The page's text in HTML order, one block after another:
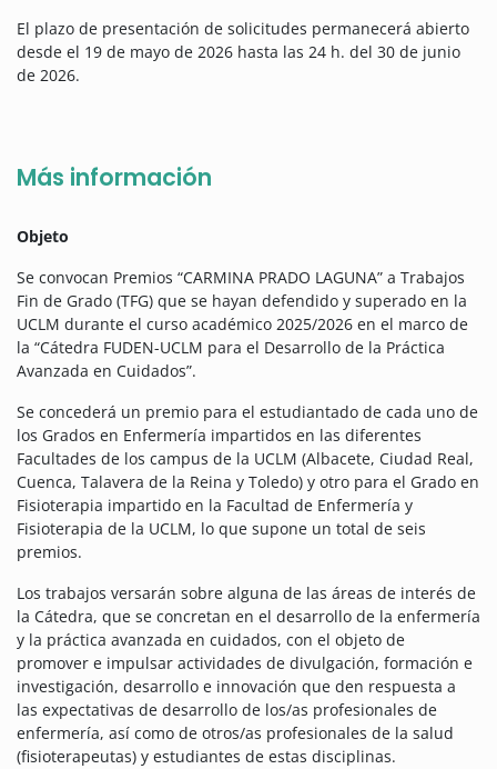
El plazo de presentación de solicitudes permanecerá abierto
desde el 19 de mayo de 2026 hasta las 24 h. del 30 de junio
de 2026.
Más información
Objeto
Se convocan Premios “CARMINA PRADO LAGUNA” a Trabajos
Fin de Grado (TFG) que se hayan defendido y superado en la
UCLM durante el curso académico 2025/2026 en el marco de
la “Cátedra FUDEN-UCLM para el Desarrollo de la Práctica
Avanzada en Cuidados”.
Se concederá un premio para el estudiantado de cada uno de
los Grados en Enfermería impartidos en las diferentes
Facultades de los campus de la UCLM (Albacete, Ciudad Real,
Cuenca, Talavera de la Reina y Toledo) y otro para el Grado en
Fisioterapia impartido en la Facultad de Enfermería y
Fisioterapia de la UCLM, lo que supone un total de seis
premios.
Los trabajos versarán sobre alguna de las áreas de interés de
la Cátedra, que se concretan en el desarrollo de la enfermería
y la práctica avanzada en cuidados, con el objeto de
promover e impulsar actividades de divulgación, formación e
investigación, desarrollo e innovación que den respuesta a
las expectativas de desarrollo de los/as profesionales de
enfermería, así como de otros/as profesionales de la salud
(fisioterapeutas) y estudiantes de estas disciplinas.